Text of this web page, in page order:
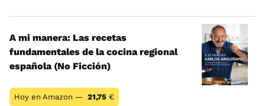
A mi manera: Las recetas
fundamentales de la cocina regional
española (No Ficción)
Hoy en Amazon — 21,75 €